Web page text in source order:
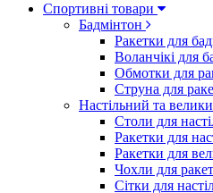
Спортивні товари
Бадмінтон
Ракетки для
Воланчікі для
Обмотки для
Струна для
Настільний та
Столи для
Ракетки для
Ракетки для
Чохли для
Сітки для